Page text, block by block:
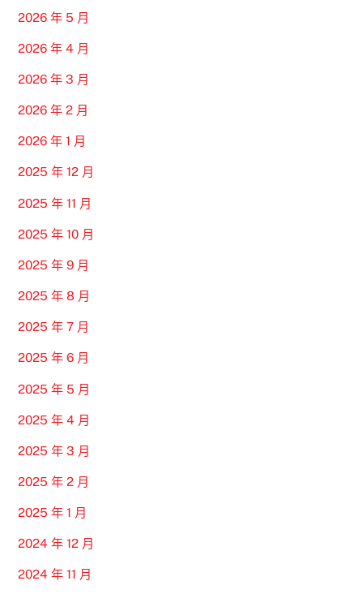
2026 年 5 月
2026 年 4 月
2026 年 3 月
2026 年 2 月
2026 年 1 月
2025 年 12 月
2025 年 11 月
2025 年 10 月
2025 年 9 月
2025 年 8 月
2025 年 7 月
2025 年 6 月
2025 年 5 月
2025 年 4 月
2025 年 3 月
2025 年 2 月
2025 年 1 月
2024 年 12 月
2024 年 11 月